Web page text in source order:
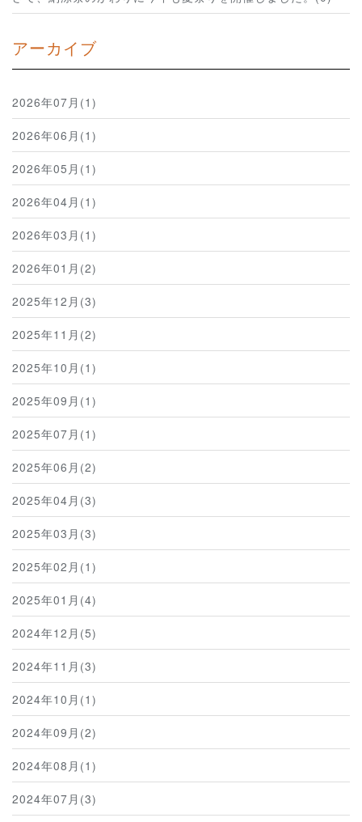
アーカイブ
2026年07月(1)
2026年06月(1)
2026年05月(1)
2026年04月(1)
2026年03月(1)
2026年01月(2)
2025年12月(3)
2025年11月(2)
2025年10月(1)
2025年09月(1)
2025年07月(1)
2025年06月(2)
2025年04月(3)
2025年03月(3)
2025年02月(1)
2025年01月(4)
2024年12月(5)
2024年11月(3)
2024年10月(1)
2024年09月(2)
2024年08月(1)
2024年07月(3)